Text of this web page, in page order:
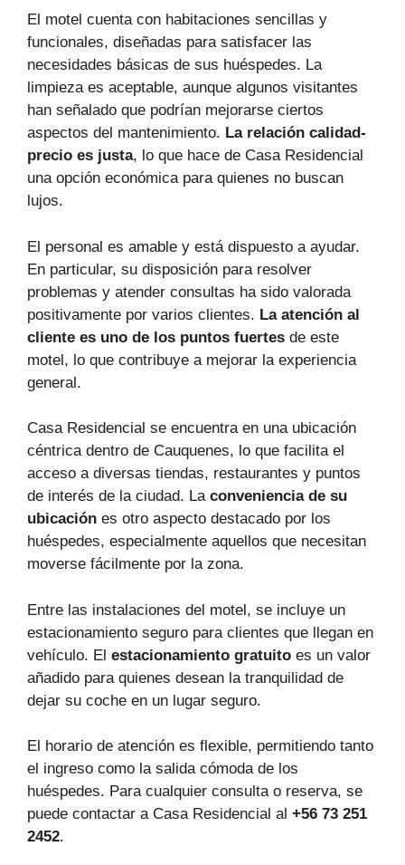
El motel cuenta con habitaciones sencillas y
funcionales, diseñadas para satisfacer las
necesidades básicas de sus huéspedes. La
limpieza es aceptable, aunque algunos visitantes
han señalado que podrían mejorarse ciertos
aspectos del mantenimiento. La relación calidad-
precio es justa, lo que hace de Casa Residencial
una opción económica para quienes no buscan
lujos.
El personal es amable y está dispuesto a ayudar.
En particular, su disposición para resolver
problemas y atender consultas ha sido valorada
positivamente por varios clientes. La atención al
cliente es uno de los puntos fuertes de este
motel, lo que contribuye a mejorar la experiencia
general.
Casa Residencial se encuentra en una ubicación
céntrica dentro de Cauquenes, lo que facilita el
acceso a diversas tiendas, restaurantes y puntos
de interés de la ciudad. La conveniencia de su
ubicación es otro aspecto destacado por los
huéspedes, especialmente aquellos que necesitan
moverse fácilmente por la zona.
Entre las instalaciones del motel, se incluye un
estacionamiento seguro para clientes que llegan en
vehículo. El estacionamiento gratuito es un valor
añadido para quienes desean la tranquilidad de
dejar su coche en un lugar seguro.
El horario de atención es flexible, permitiendo tanto
el ingreso como la salida cómoda de los
huéspedes. Para cualquier consulta o reserva, se
puede contactar a Casa Residencial al +56 73 251
2452.